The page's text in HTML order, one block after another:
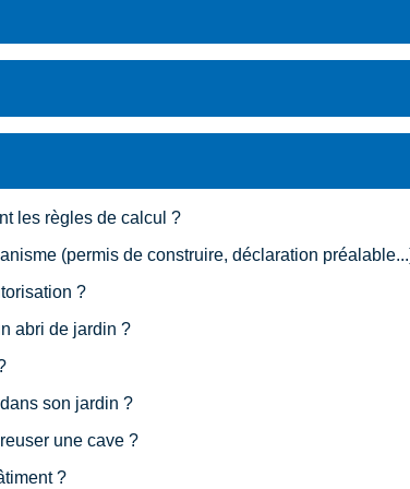
les règles de calcul ?
(permis de construire, déclaration
?
abri de jardin ?
son jardin ?
une cave ?
?